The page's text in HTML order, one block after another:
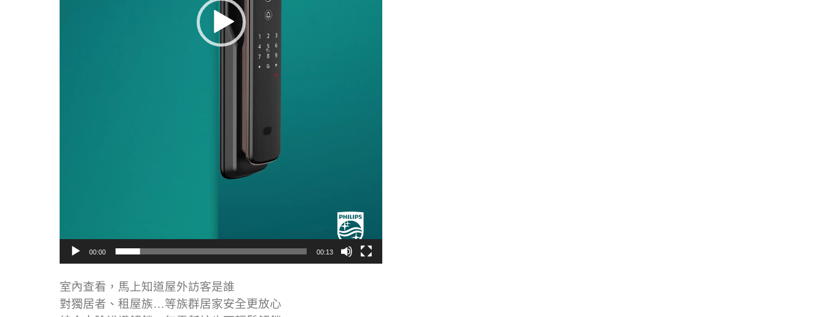
00:00 00:13
室內查看，馬上知道屋外訪客是誰
對獨居者、租屋族…等族群居家安全更放心